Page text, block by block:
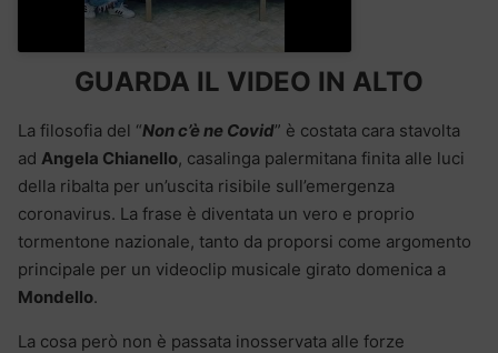
GUARDA IL VIDEO IN ALTO
La filosofia del “Non c’è ne Covid” è costata cara stavolta
ad Angela Chianello, casalinga palermitana finita alle luci
della ribalta per un’uscita risibile sull’emergenza
coronavirus. La frase è diventata un vero e proprio
tormentone nazionale, tanto da proporsi come argomento
principale per un videoclip musicale girato domenica a
Mondello.
La cosa però non è passata inosservata alle forze